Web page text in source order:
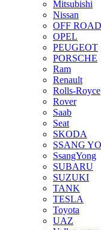
Mitsubishi
Nissan
OFF ROAD
OPEL
PEUGEOT
PORSCHE
Ram
Renault
Rolls-Royce
Rover
Saab
Seat
SKODA
SSANG
SsangYong
SUBARU
SUZUKI
TANK
TESLA
Toyota
UAZ